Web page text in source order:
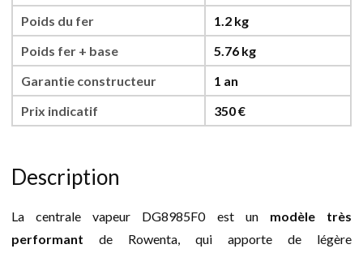
Poids du fer
1.2 kg
Poids fer + base
5.76 kg
Garantie constructeur
1 an
Prix indicatif
350 €
Description
La centrale vapeur DG8985F0 est un modèle très
performant de Rowenta, qui apporte de légère